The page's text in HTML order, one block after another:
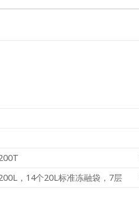
，14个20L标准冻融袋，7层